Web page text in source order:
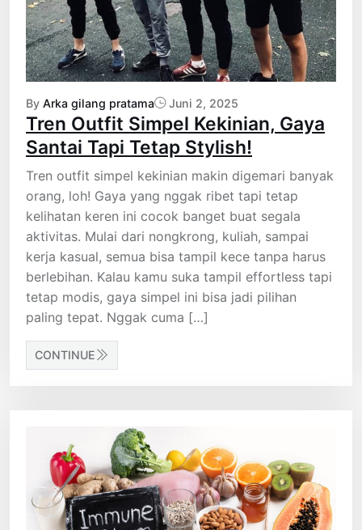
By Arka gilang pratama Juni 2, 2025
Tren Outfit Simpel Kekinian, Gaya
Santai Tapi Tetap Stylish!
Tren outfit simpel kekinian makin digemari banyak
orang, loh! Gaya yang nggak ribet tapi tetap
kelihatan keren ini cocok banget buat segala
aktivitas. Mulai dari nongkrong, kuliah, sampai
kerja kasual, semua bisa tampil kece tanpa harus
berlebihan. Kalau kamu suka tampil effortless tapi
tetap modis, gaya simpel ini bisa jadi pilihan
paling tepat. Nggak cuma […]
CONTINUE